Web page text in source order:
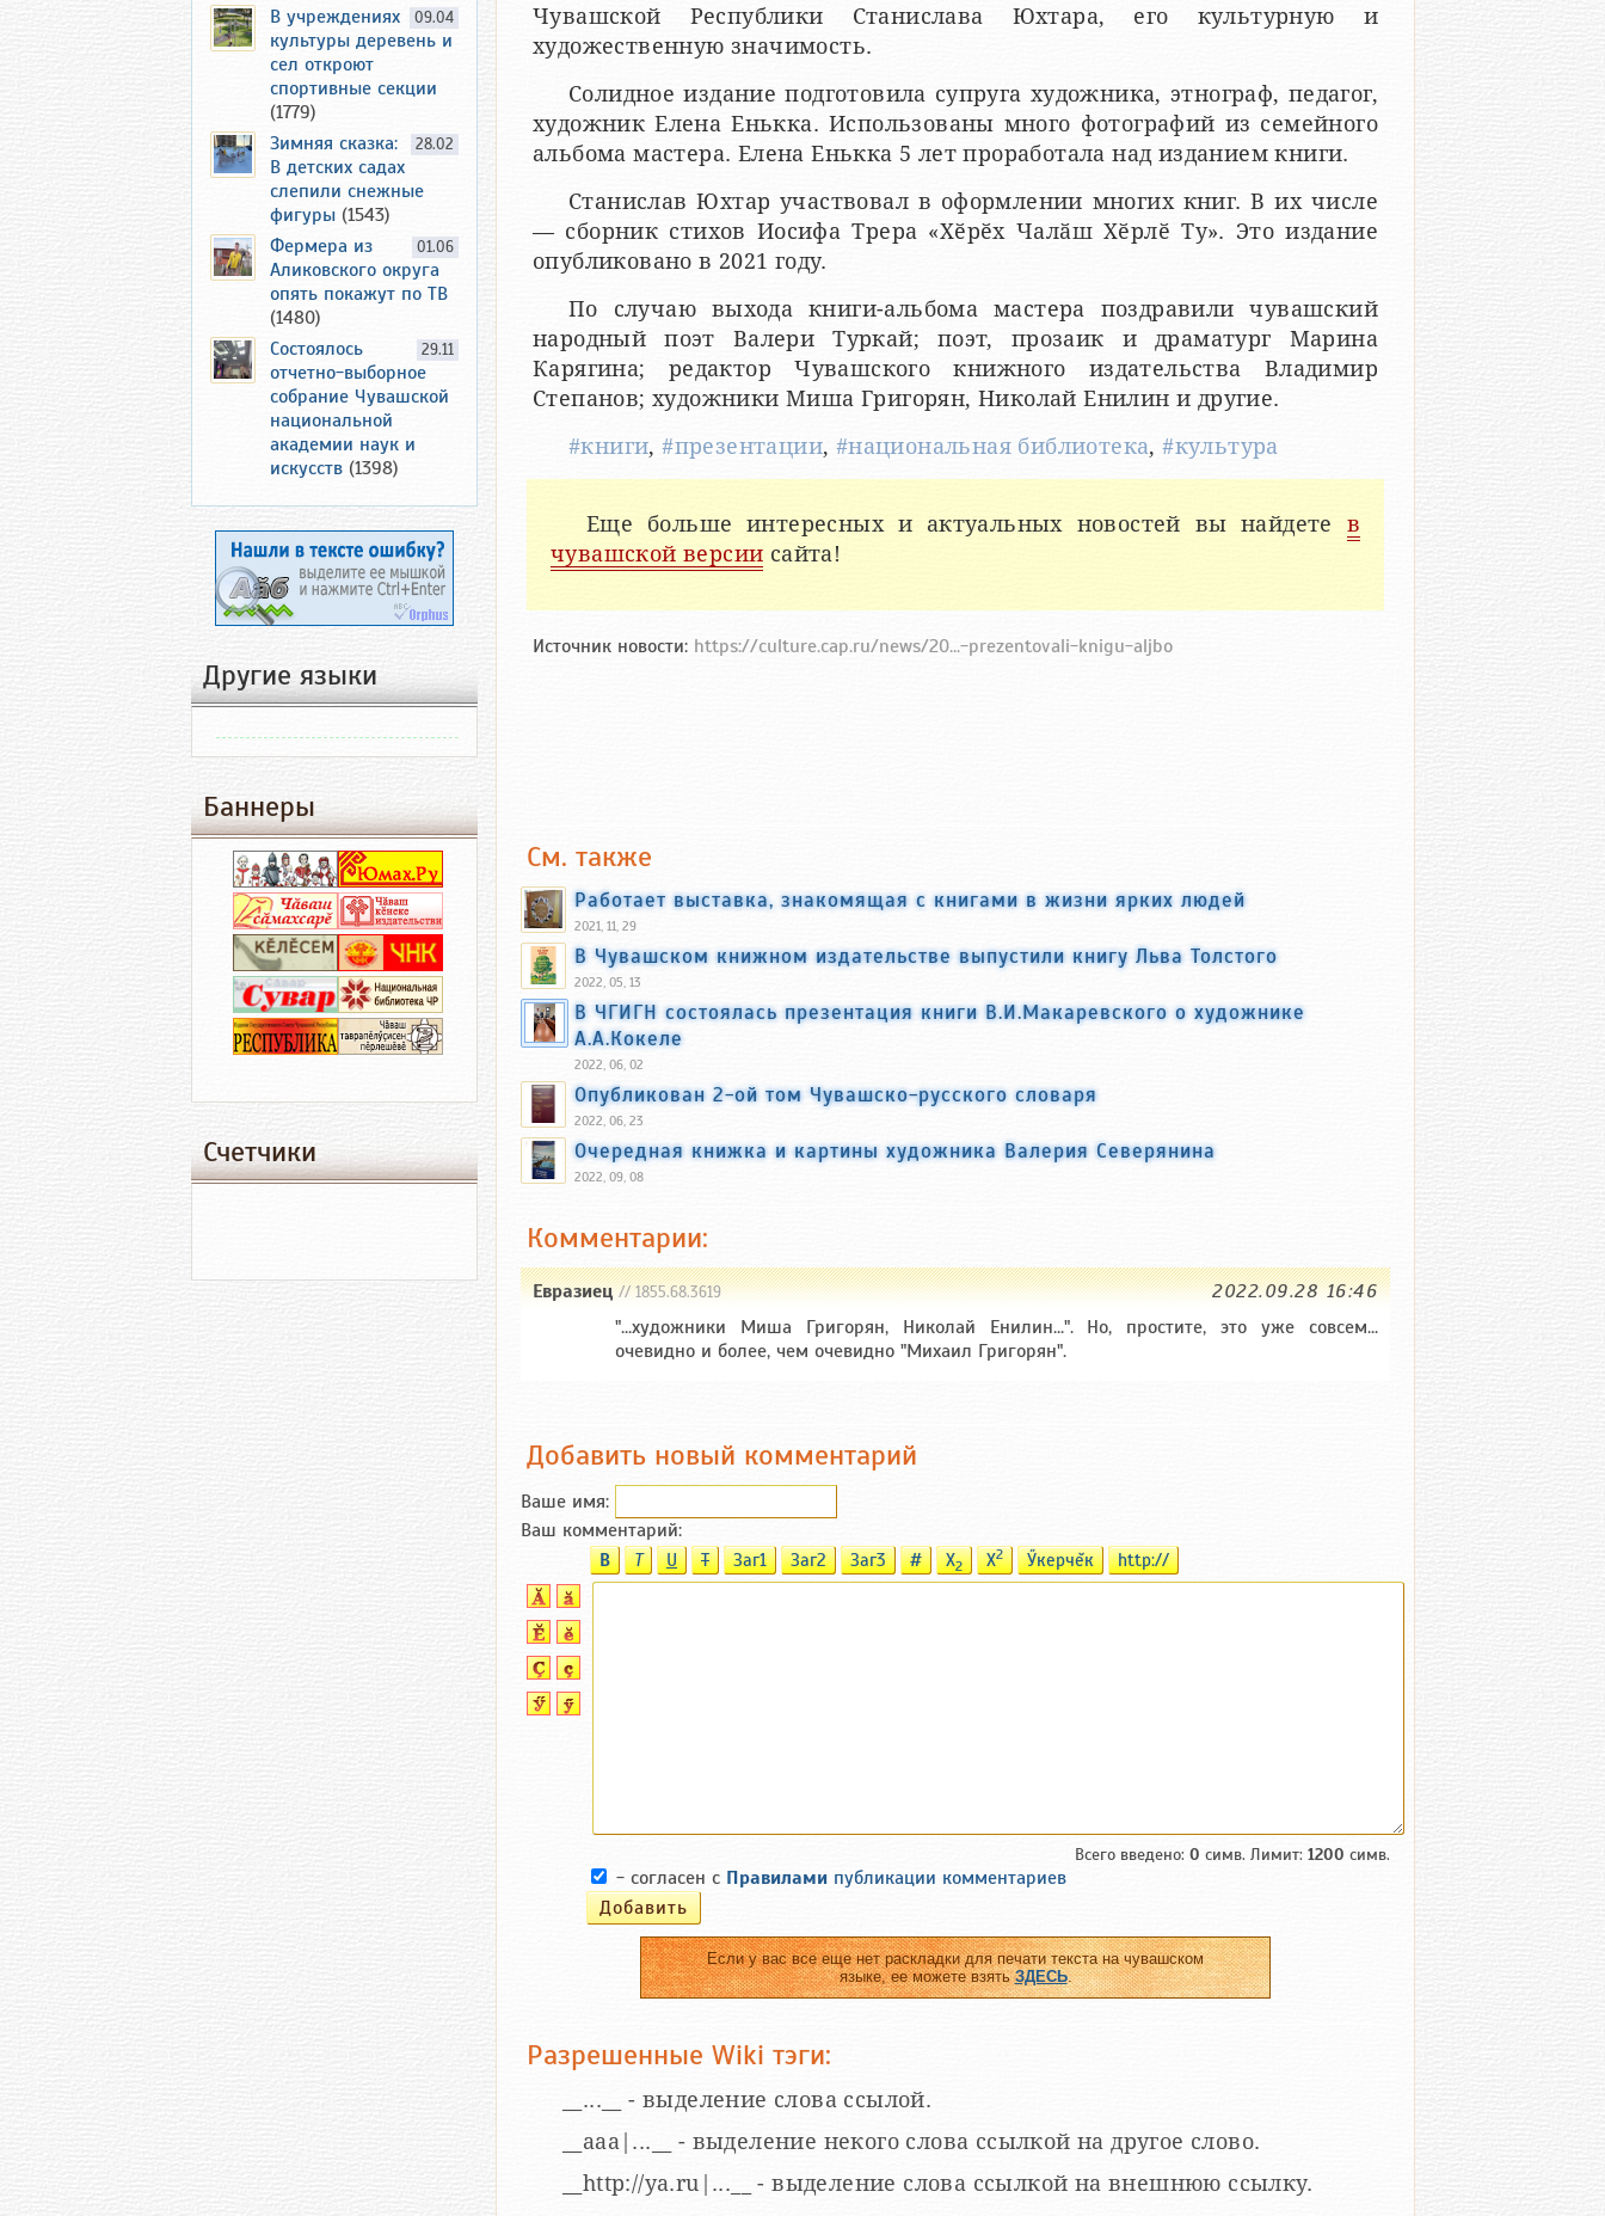
Чувашской Республики Станислава Юхтара, его культурную и
художественную значимость.
Солидное издание подготовила супруга художника, этнограф, педагог,
художник Елена Енькка. Использованы много фотографий из семейного
альбома мастера. Елена Енькка 5 лет проработала над изданием книги.
Станислав Юхтар участвовал в оформлении многих книг. В их числе
— сборник стихов Иосифа Трера «Хӗрӗх Чалӑш Хӗрлӗ Ту». Это издание
опубликовано в 2021 году.
По случаю выхода книги-альбома мастера поздравили чувашский
народный поэт Валери Туркай; поэт, прозаик и драматург Марина
Карягина; редактор Чувашского книжного издательства Владимир
Степанов; художники Миша Григорян, Николай Енилин и другие.
#книги,#презентации, #национальная библиотека,#культура
Еще больше интересных и актуальных новостей вы найдете в
чувашской версии сайта!
Источник новости: https://culture.cap.ru/news/20...-prezentovali-knigu-aljbo
См. также
Работает выставка, знакомящая с книгами в жизни ярких людей
2021, 11, 29
В Чувашском книжном издательстве выпустили книгу Льва Толстого
2022, 05, 13
В ЧГИГН состоялась презентация книги В.И.Макаревского о художнике
А.А.Кокеле
2022, 06, 02
Опубликован 2-ой том Чувашско-русского словаря
2022, 06, 23
Очередная книжка и картины художника Валерия Северянина
2022, 09, 08
Комментарии:
Евразиец// 1855.68.3619
2022.09.28 16:46
"...художники Миша Григорян, Николай Енилин...". Но, простите, это уже совсем...
очевидно и более, чем очевидно "Михаил Григорян".
Добавить новый комментарий
Ваше имя:
Ваш комментарий:
B T U T Заг1 Заг2 Заг3 # X2 X2 Ӳкерчĕк http://
Всего введено: 0 симв. Лимит: 1200 симв.
- согласен с Правилами публикации комментариев
Если у вас все еще нет раскладки для печати текста на чувашском
языке, ее можете взятьЗДЕСЬ.
Разрешенные Wiki тэги:
__...__ - выделение слова ссылой.
__aaa|...__ - выделение некого слова ссылкой на другое слово.
__http://ya.ru|...__ - выделение слова ссылкой на внешнюю ссылку.
09.04
В учреждениях
культуры деревень и
сел откроют
спортивные секции
(1779)
28.02
Зимняя сказка:
В детских садах
слепили снежные
фигуры (1543)
01.06
Фермера из
Аликовского округа
опять покажут по ТВ
(1480)
29.11
Состоялось
отчетно-выборное
собрание Чувашской
национальной
академии наук и
искусств (1398)
Другие языки
Баннеры
Счетчики